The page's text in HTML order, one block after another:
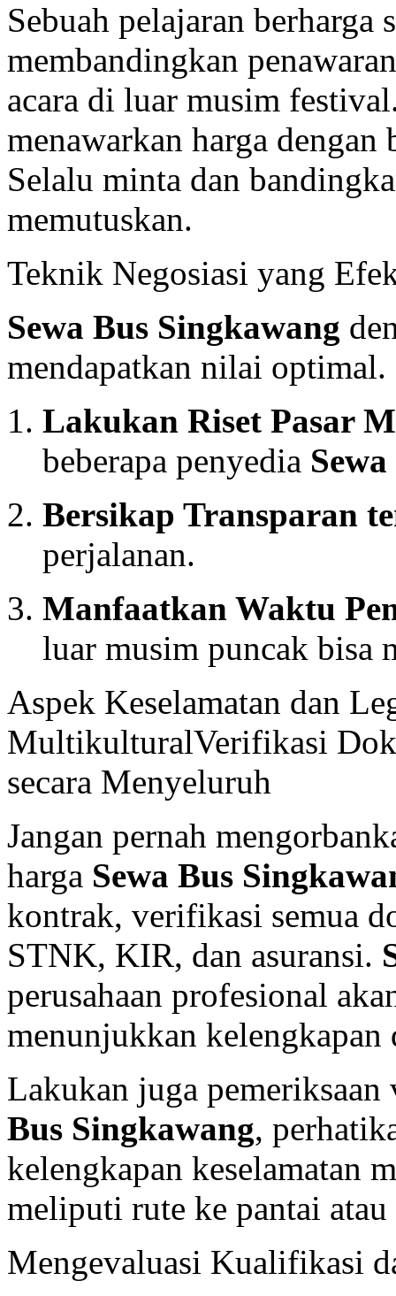
Sebuah pelajaran berharga
membandingkan
acara di luar musim
menawarkan harga
Selalu minta dan
memutuskan.
Teknik Negosiasi yang
Sewa Bus Singkawang
mendapatkan nilai
Lakukan Riset Pasar
beberapa penyedia
Bersikap Transparan
perjalanan.
Manfaatkan Waktu
luar musim puncak bisa
Aspek Keselamatan dan
MultikulturalVerifikasi
secara Menyeluruh
Jangan pernah
harga Sewa Bus
kontrak, verifikasi semua
STNK, KIR, dan asuransi.
perusahaan profesional
menunjukkan kelengkapan
Lakukan juga
Bus Singkawang,
kelengkapan keselamatan
meliputi rute ke pantai
Mengevaluasi Kualifikasi